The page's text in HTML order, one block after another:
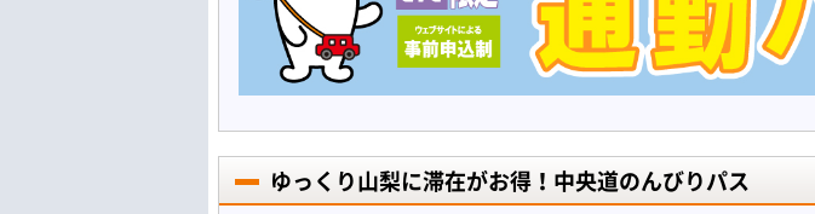
ゆっくり山梨に滞在がお得！中央道のんびりパス